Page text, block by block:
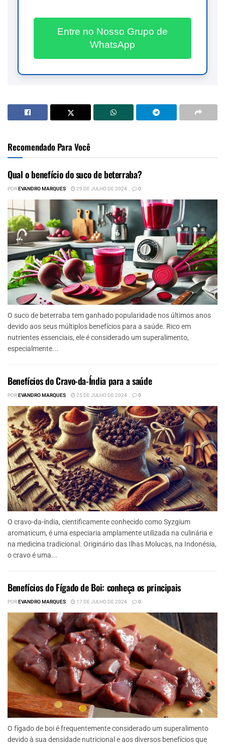
Entre no Nosso Grupo de
WhatsApp
Recomendado Para Você
Qual o benefício do suco de beterraba?
POREVANDRO MARQUES 29 DE JULHO DE 2024 0
O suco de beterraba tem ganhado popularidade nos últimos anos
devido aos seus múltiplos benefícios para a saúde. Rico em
nutrientes essenciais, ele é considerado um superalimento,
especialmente...
Benefícios do Cravo-da-Índia para a saúde
POREVANDRO MARQUES 25 DE JULHO DE 2024 0
O cravo-da-índia, cientificamente conhecido como Syzgium
aromaticum, é uma especiaria amplamente utilizada na culinária e
na medicina tradicional. Originário das Ilhas Molucas, na Indonésia,
o cravo é uma...
Benefícios do Fígado de Boi: conheça os principais
POREVANDRO MARQUES 17 DE JULHO DE 2024 0
O fígado de boi é frequentemente considerado um superalimento
devido à sua densidade nutricional e aos diversos benefícios que